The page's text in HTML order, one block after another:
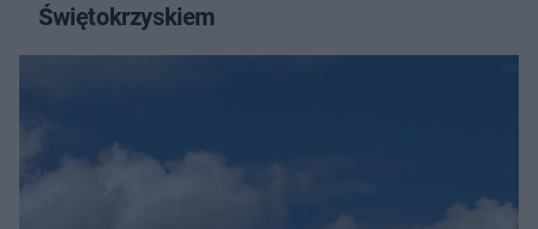
Świętokrzyskiem